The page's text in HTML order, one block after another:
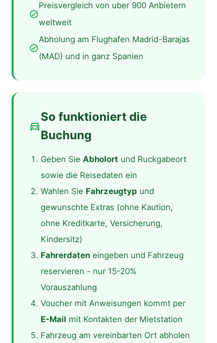
check_circle
Preisvergleich von uber 900 Anbietern
weltweit
check_circle
Abholung am Flughafen Madrid-Barajas
(MAD) und in ganz Spanien
directions_car
So funktioniert die
Buchung
Geben Sie Abholort und Ruckgabeort
sowie die Reisedaten ein
Wahlen Sie Fahrzeugtyp und
gewunschte Extras (ohne Kaution,
ohne Kreditkarte, Versicherung,
Kindersitz)
Fahrerdaten eingeben und Fahrzeug
reservieren - nur 15-20%
Vorauszahlung
Voucher mit Anweisungen kommt per
E-Mail mit Kontakten der Mietstation
Fahrzeug am vereinbarten Ort abholen